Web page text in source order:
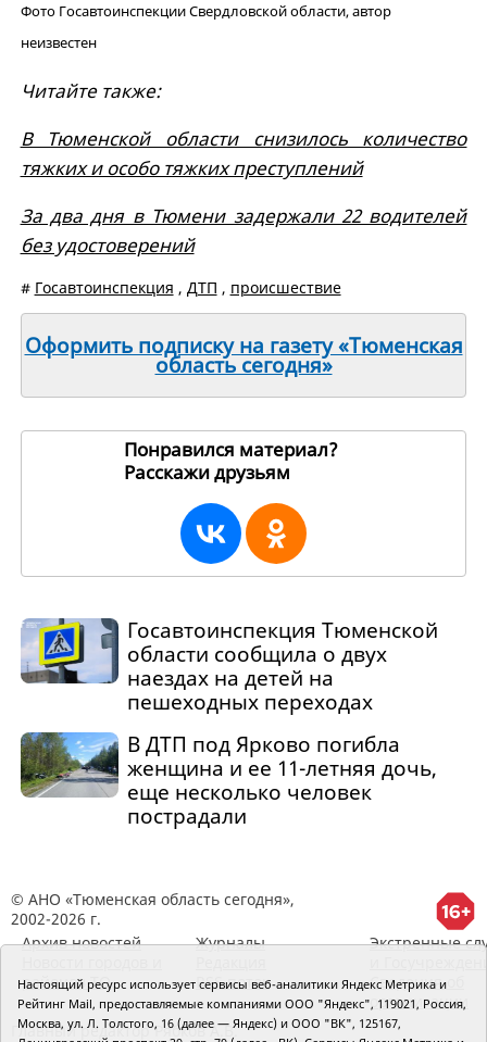
Фото Госавтоинспекции Свердловской области, автор
неизвестен
Читайте также:
В Тюменской области снизилось количество
тяжких и особо тяжких преступлений
За два дня в Тюмени задержали 22 водителей
без удостоверений
# Госавтоинспекция , ДТП , происшествие
Оформить подписку на газету «Тюменская
область сегодня»
Понравился материал?
Расскажи друзьям
Госавтоинспекция Тюменской
области сообщила о двух
наездах на детей на
пешеходных переходах
В ДТП под Ярково погибла
женщина и ее 11-летняя дочь,
еще несколько человек
пострадали
© АНО «Тюменская область сегодня»,
2002-2026 г.
Архив новостей
районов ТО
Журналы
RSS поток
Экстренные
Сведения об
организации
Главный редактор Рябков А.В.
Настоящий ресурс использует сервисы веб-аналитики Яндекс Метрика и
Рейтинг Mail, предоставляемые компаниями ООО "Яндекс", 119021, Россия,
Москва, ул. Л. Толстого, 16 (далее — Яндекс) и ООО "ВК", 125167,